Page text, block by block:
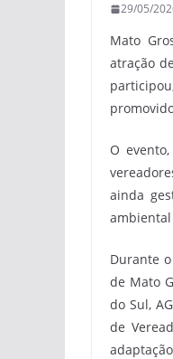
29/05/
Mato
atração
O
ainda
Durante
de Mato
do Sul,
de